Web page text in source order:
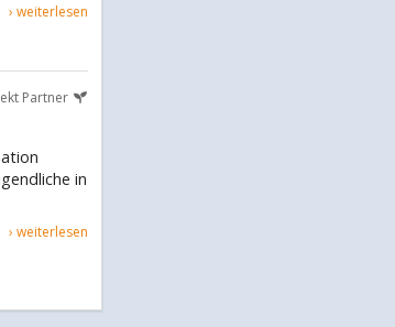
› weiterlesen
Partner
in
› weiterlesen